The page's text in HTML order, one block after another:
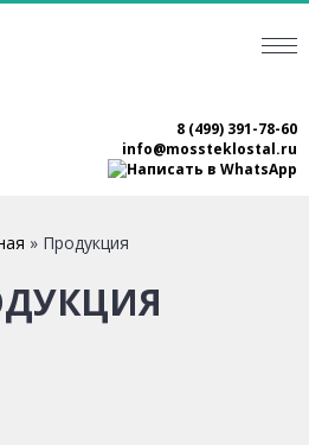
8 (499) 391-78-60
info@mossteklostal.ru
» Продукция